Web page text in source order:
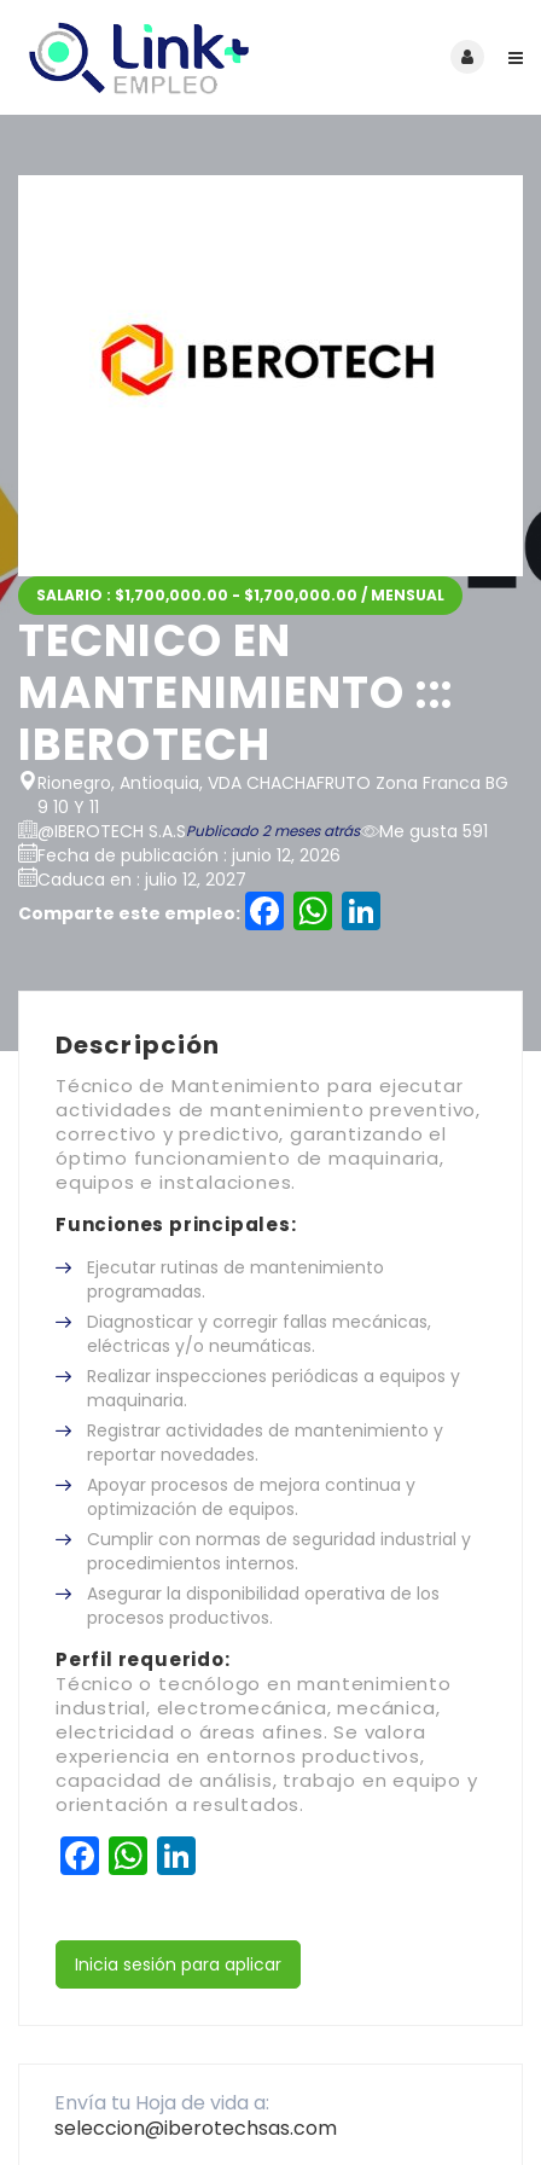
SALARIO : $1,700,000.00 - $1,700,000.00 / MENSUAL
TECNICO EN
MANTENIMIENTO :::
IBEROTECH
Rionegro, Antioquia, VDA CHACHAFRUTO Zona Franca BG
9 10 Y 11
@IBEROTECH S.A.SPublicado 2 meses atrás
Me gusta 591
Fecha de publicación : junio 12, 2026
Caduca en : julio 12, 2027
Comparte este empleo:
Facebook
Descripción
Técnico de Mantenimiento para ejecutar
actividades de mantenimiento preventivo,
correctivo y predictivo, garantizando el
óptimo funcionamiento de maquinaria,
equipos e instalaciones.
Funciones principales:
Ejecutar rutinas de mantenimiento
programadas.
Diagnosticar y corregir fallas mecánicas,
eléctricas y/o neumáticas.
Realizar inspecciones periódicas a equipos y
maquinaria.
Registrar actividades de mantenimiento y
reportar novedades.
Apoyar procesos de mejora continua y
optimización de equipos.
Cumplir con normas de seguridad industrial y
procedimientos internos.
Asegurar la disponibilidad operativa de los
procesos productivos.
Perfil requerido:
Técnico o tecnólogo en mantenimiento
industrial, electromecánica, mecánica,
electricidad o áreas afines. Se valora
experiencia en entornos productivos,
capacidad de análisis, trabajo en equipo y
orientación a resultados.
Facebook
WhatsApp
Inicia sesión para aplicar
Envía tu Hoja de vida a:
seleccion@iberotechsas.com